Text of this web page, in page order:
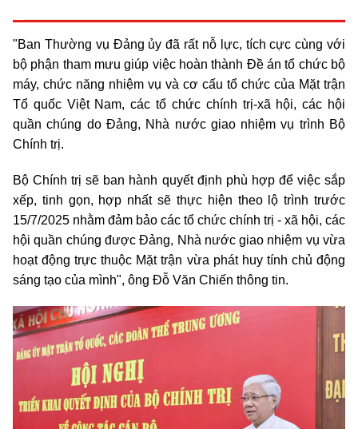
"Ban Thường vụ Đảng ủy đã rất nỗ lực, tích cực cùng với
bộ phận tham mưu giúp việc hoàn thành Đề án tổ chức bộ
máy, chức năng nhiệm vụ và cơ cấu tổ chức của Mặt trận
Tổ quốc Việt Nam, các tổ chức chính trị-xã hội, các hội
quần chúng do Đảng, Nhà nước giao nhiệm vụ trình Bộ
Chính trị.
Bộ Chính trị sẽ ban hành quyết định phù hợp để việc sắp
xếp, tinh gọn, hợp nhất sẽ thực hiện theo lộ trình trước
15/7/2025 nhằm đảm bảo các tổ chức chính trị - xã hội, các
hội quần chúng được Đảng, Nhà nước giao nhiệm vụ vừa
hoạt động trực thuộc Mặt trận vừa phát huy tính chủ động
sáng tạo của mình", ông Đỗ Văn Chiến thông tin.